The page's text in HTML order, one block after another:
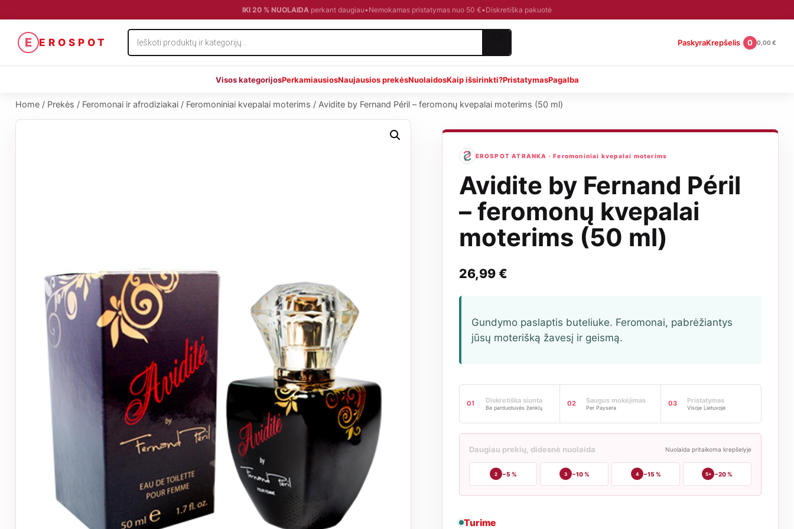
IKI 20 % NUOLAIDA perkant daugiau• Nemokamas pristatymas nuo 50 €• Diskretiška pakuotė
E EROSPOT
Products
search
PaskyraKrepšelis 0 0,00 €
Visos kategorijosPerkamiausiosNaujausios prekėsNuolaidosKaip išsirinkti?PristatymasPagalba
Home / Prekės / Feromonai ir afrodiziakai / Feromoniniai kvepalai moterims / Avidite by Fernand Péril – feromonų kvepalai moterims (50 ml)
EROSPOT ATRANKA · Feromoniniai kvepalai moterims
Avidite by Fernand Péril
– feromonų kvepalai
moterims (50 ml)
26,99€
Gundymo paslaptis buteliuke. Feromonai, pabrėžiantys
jūsų moterišką žavesį ir geismą.
01 Diskretiška siunta
Be parduotuvės ženklų 02 Saugus mokėjimas
Per Paysera 03 Pristatymas
Visoje Lietuvoje
Daugiau prekių, didesnė nuolaida Nuolaida pritaikoma krepšelyje
2 −5 % 3 −10 % 4 −15 % 5+ −20 %
Turime